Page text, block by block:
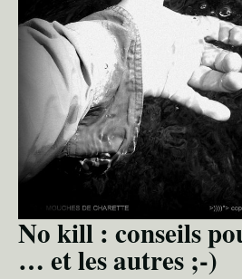
No kill : conseils
… et les autres ;-)